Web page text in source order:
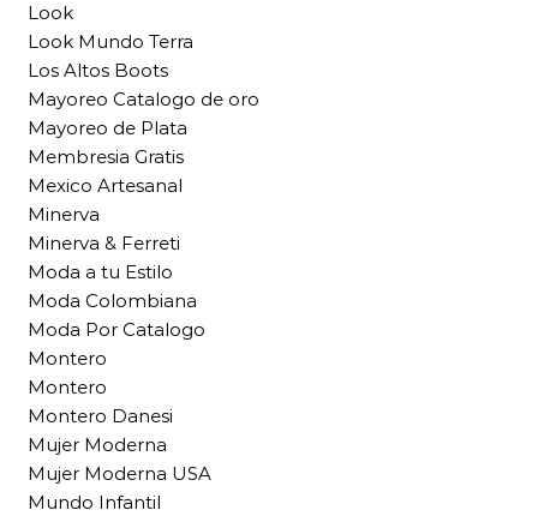
Look
Look Mundo Terra
Los Altos Boots
Mayoreo Catalogo de oro
Mayoreo de Plata
Membresia Gratis
Mexico Artesanal
Minerva
Minerva & Ferreti
Moda a tu Estilo
Moda Colombiana
Moda Por Catalogo
Montero
Montero
Montero Danesi
Mujer Moderna
Mujer Moderna USA
Mundo Infantil